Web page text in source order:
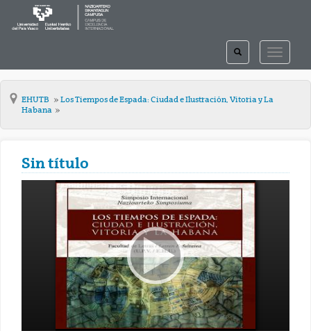
TOGGLE
TOGGLE
SEARCH
EHUTB
Los Tiempos de Espada: Ciudad e Ilustración, Vitoria y La
Habana
Sin título